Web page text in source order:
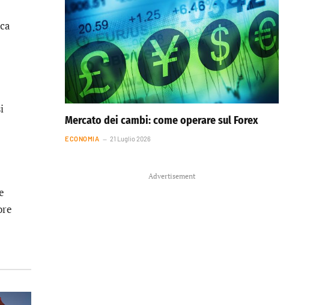
Mercato dei cambi: come operare sul Forex
ECONOMIA 21 Luglio 2026
Advertisement